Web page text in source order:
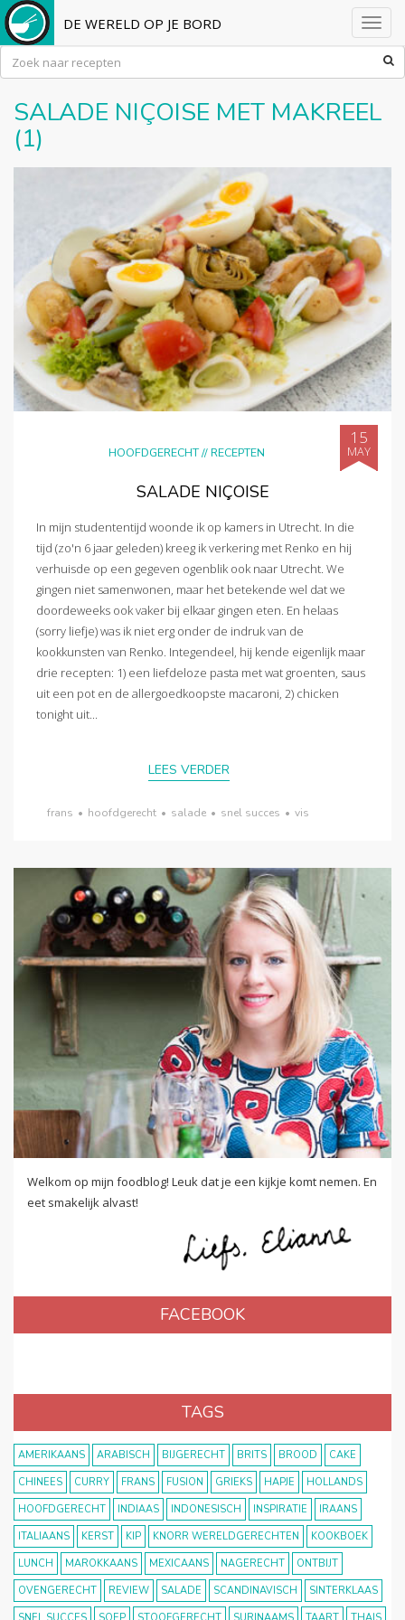
DE WERELD OP JE BORD
SALADE NIÇOISE MET MAKREEL
(1)
HOOFDGERECHT//RECEPTEN
15
MAY
SALADE NIÇOISE
In mijn studententijd woonde ik op kamers in Utrecht. In die
tijd (zo'n 6 jaar geleden) kreeg ik verkering met Renko en hij
verhuisde op een gegeven ogenblik ook naar Utrecht. We
gingen niet samenwonen, maar het betekende wel dat we
doordeweeks ook vaker bij elkaar gingen eten. En helaas
(sorry liefje) was ik niet erg onder de indruk van de
kookkunsten van Renko. Integendeel, hij kende eigenlijk maar
drie recepten: 1) een liefdeloze pasta met wat groenten, saus
uit een pot en de allergoedkoopste macaroni, 2) chicken
tonight uit...
LEES VERDER
frans • hoofdgerecht • salade • snel succes • vis
Welkom op mijn foodblog! Leuk dat je een kijkje komt nemen. En
eet smakelijk alvast!
FACEBOOK
TAGS
AMERIKAANS ARABISCH BIJGERECHT BRITS BROOD
CAKE
CHINEES
CURRY FRANS FUSION GRIEKS HAPJE
HOLLANDS
HOOFDGERECHT
INDIAAS INDONESISCH INSPIRATIE
IRAANS
ITALIAANS
KERST KIP KNORR WERELDGERECHTEN
KOOKBOEK
LUNCH
MAROKKAANS MEXICAANS NAGERECHT
ONTBIJT
OVENGERECHT
REVIEW SALADE SCANDINAVISCH
SINTERKLAAS